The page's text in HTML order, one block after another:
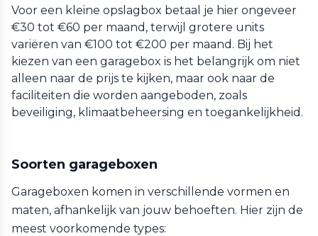
Voor een kleine opslagbox betaal je hier ongeveer
€30 tot €60 per maand, terwijl grotere units
variëren van €100 tot €200 per maand. Bij het
kiezen van een garagebox is het belangrijk om niet
alleen naar de prijs te kijken, maar ook naar de
faciliteiten die worden aangeboden, zoals
beveiliging, klimaatbeheersing en toegankelijkheid.
Soorten garageboxen
Garageboxen komen in verschillende vormen en
maten, afhankelijk van jouw behoeften. Hier zijn de
meest voorkomende types: